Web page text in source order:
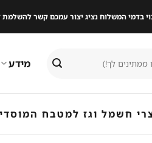
בדמי המשלוח נציג יצור עמכם קשר
מידע
חשמל וגז למטבח המוסדי